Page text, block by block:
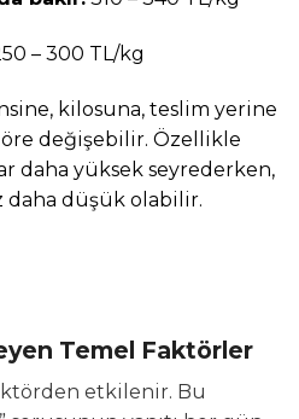
– 300 TL/kg
kilosuna, teslim yerine
değişebilir. Özellikle
daha yüksek seyrederken,
daha düşük olabilir.
Temel Faktörler
etkilenir. Bu